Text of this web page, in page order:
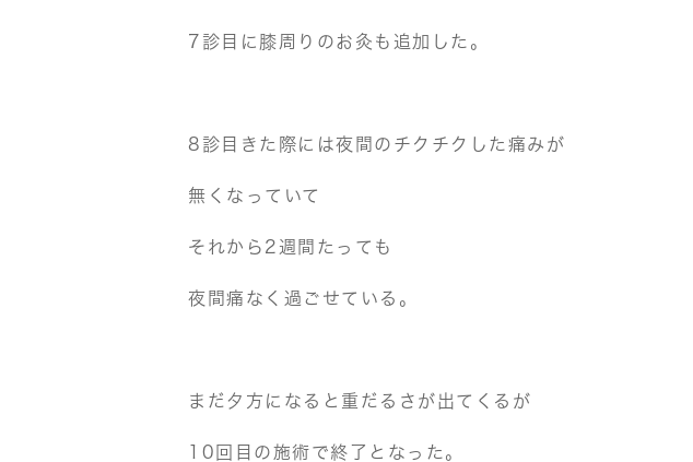
7診目に膝周りのお灸も追加した。
8診目きた際には夜間のチクチクした痛みが
無くなっていて
それから2週間たっても
夜間痛なく過ごせている。
まだ夕方になると重だるさが出てくるが
10回目の施術で終了となった。